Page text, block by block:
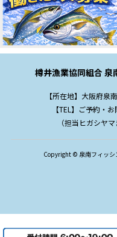
樽井漁業協同組合 泉
【所在地】大阪府泉
【TEL】ご予約・
（担当ヒガシヤ
Copyright © 泉南フィッシ